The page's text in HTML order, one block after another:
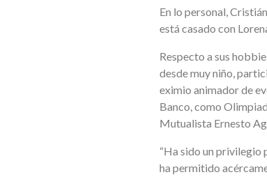
En lo personal,
está casado con
Respecto a sus
desde muy niño,
eximio animador de
Banco, como
Mutualista Ernesto
“Ha sido un privilegio
ha permitido